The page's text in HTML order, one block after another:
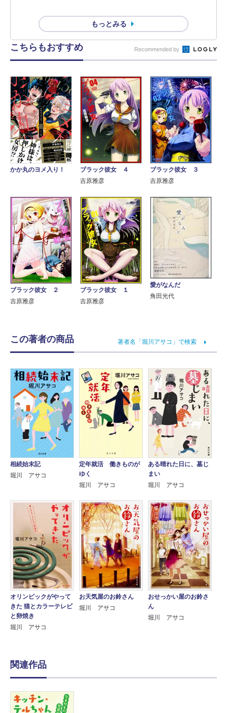
もっとみる
こちらもおすすめ Recommended by
かか丸のヨメ入り！
ブラック彼女 ４
吉原雅彦
ブラック彼女 ３
吉原雅彦
ブラック彼女 ２
吉原雅彦
ブラック彼女 １
吉原雅彦
愛がなんだ
角田光代
この著者の商品 著者名「堀川アサコ」で検索
相続始末記
堀川 アサコ
定年就活 働きものが
ゆく
堀川 アサコ
ある晴れた日に、墓じ
まい
堀川 アサコ
オリンピックがやって
きた 猫とカラーテレビ
と卵焼き
堀川 アサコ
お天気屋のお鈴さん
堀川 アサコ
おせっかい屋のお鈴さ
ん
堀川 アサコ
関連作品